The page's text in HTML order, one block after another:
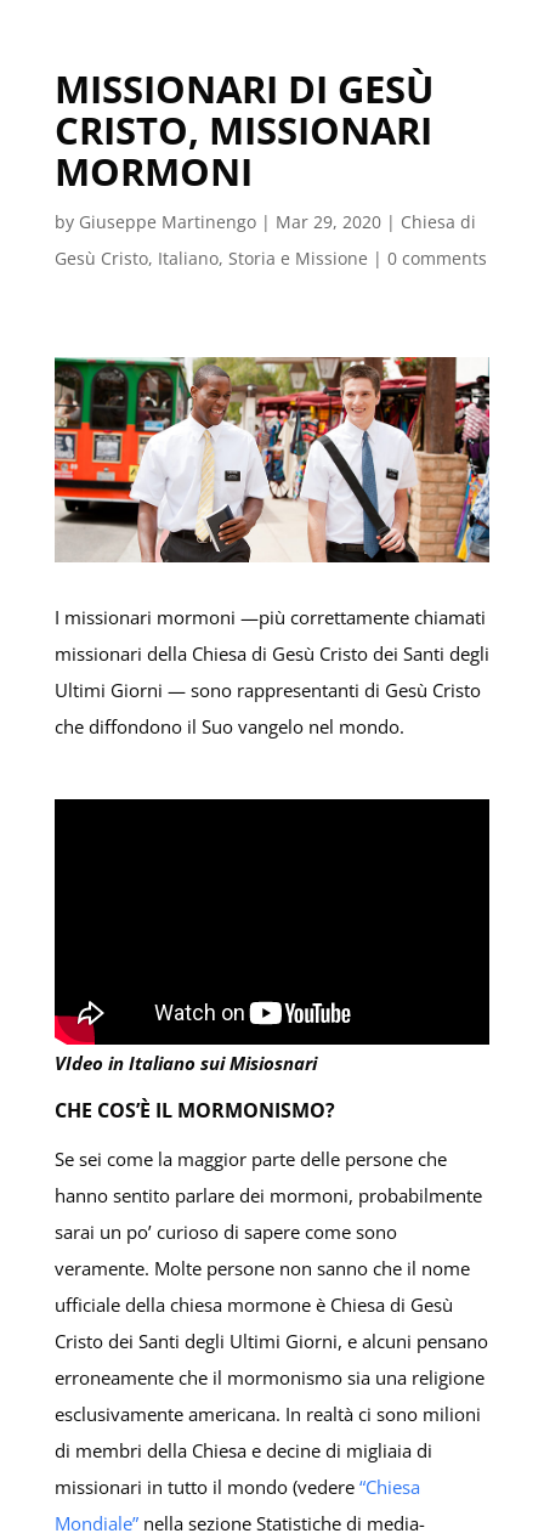
MISSIONARI DI GESÙ
CRISTO, MISSIONARI
MORMONI
by Giuseppe Martinengo| Mar 29, 2020| Chiesa di
Gesù Cristo, Italiano, Storia e Missione | 0 comments
I missionari mormoni —più correttamente chiamati
missionari della Chiesa di Gesù Cristo dei Santi degli
Ultimi Giorni — sono rappresentanti di Gesù Cristo
che diffondono il Suo vangelo nel mondo.
VIdeo in Italiano sui Misiosnari
CHE COS’È IL MORMONISMO?
Se sei come la maggior parte delle persone che
hanno sentito parlare dei mormoni, probabilmente
sarai un po’ curioso di sapere come sono
veramente. Molte persone non sanno che il nome
ufficiale della chiesa mormone è Chiesa di Gesù
Cristo dei Santi degli Ultimi Giorni, e alcuni pensano
erroneamente che il mormonismo sia una religione
esclusivamente americana. In realtà ci sono milioni
di membri della Chiesa e decine di migliaia di
missionari in tutto il mondo (vedere “Chiesa
Mondiale”nella sezione Statistiche di media-